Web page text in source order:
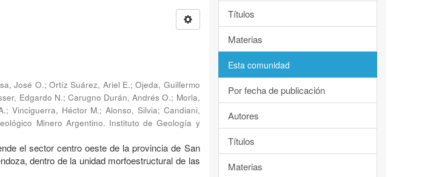
José O.;Ortíz Suárez, Ariel E.;Ojeda, Guillermo
Edgardo N.; Carugno Durán, Andrés O.; Morla,
; Vinciguerra, Héctor M.;Alonso, Silvia; Candiani,
Minero Argentino. Instituto de Geología y
el sector centro oeste de la provincia de San
dentro de la unidad morfoestructural de las
Títulos
Materias
Esta comunidad
Por fecha de publicación
Autores
Títulos
Materias